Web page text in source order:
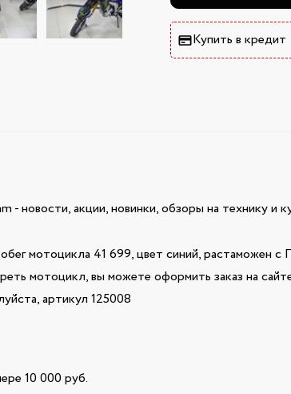
Купить в кредит
- новости, акции, новинки, обзоры на технику и
мотоцикла 41 699, цвет синий, растаможен
мотоцикл, вы можете оформить заказ на
артикул 125008
10 000 руб.